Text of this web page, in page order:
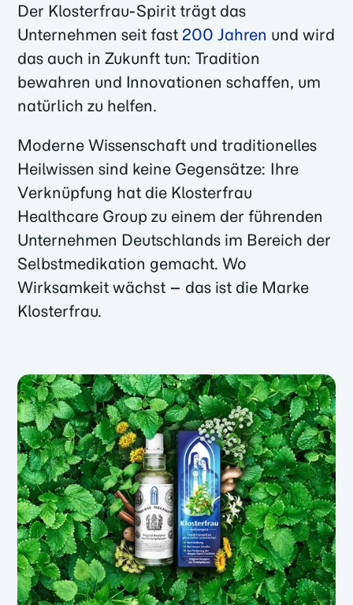
Der Klosterfrau-Spirit trägt das
Unternehmen seit fast 200 Jahren und wird
das auch in Zukunft tun: Tradition
bewahren und Innovationen schaffen, um
natürlich zu helfen.
Moderne Wissenschaft und traditionelles
Heilwissen sind keine Gegensätze: Ihre
Verknüpfung hat die Klosterfrau
Healthcare Group zu einem der führenden
Unternehmen Deutschlands im Bereich der
Selbstmedikation gemacht. Wo
Wirksamkeit wächst – das ist die Marke
Klosterfrau.